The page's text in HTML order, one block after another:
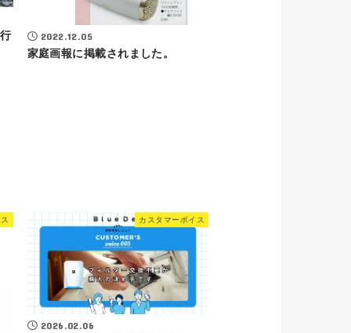
2022.12.05
家庭画報に掲載されました。
カスタマーボイス
2026.02.06